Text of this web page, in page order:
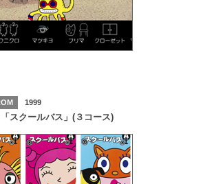
1999
スクールバス」(３コース)